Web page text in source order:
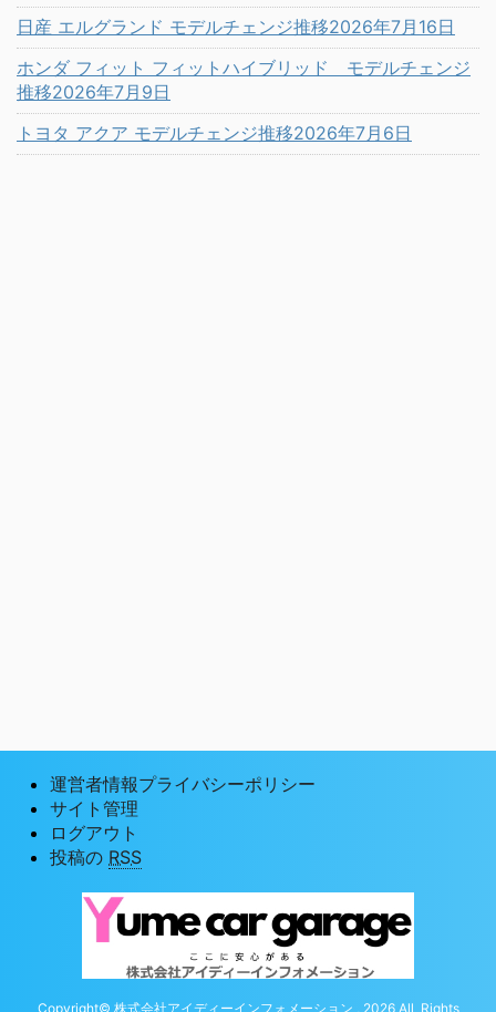
日産 エルグランド モデルチェンジ推移2026年7月16日
ホンダ フィット フィットハイブリッド モデルチェンジ
推移2026年7月9日
トヨタ アクア モデルチェンジ推移2026年7月6日
運営者情報プライバシーポリシー
サイト管理
ログアウト
投稿の RSS
Copyright© 株式会社アイディーインフォメーション , 2026 All Rights